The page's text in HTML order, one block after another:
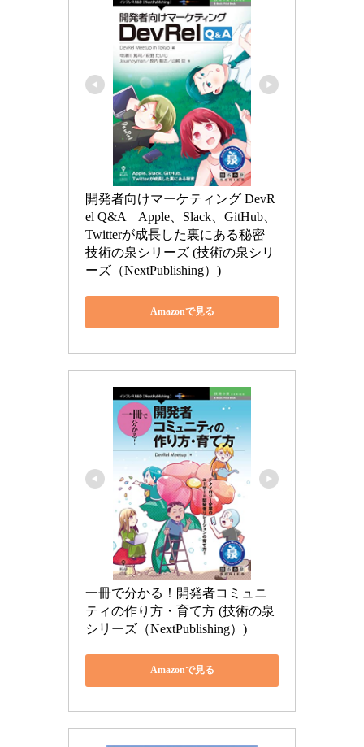
開発者向けマーケティング DevR
el Q&A　Apple、Slack、GitHub、
Twitterが成長した裏にある秘密
技術の泉シリーズ (技術の泉シリ
ーズ（NextPublishing）)
Amazonで見る
一冊で分かる！開発者コミュニ
ティの作り方・育て方 (技術の泉
シリーズ（NextPublishing）)
Amazonで見る